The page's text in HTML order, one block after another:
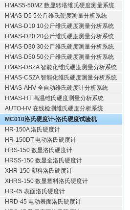
HMAS5-50MZ 数显转塔维氏硬度测量系统
HMAS-D5 5公斤维氏硬度测量分析系统
HMAS-D10 10公斤维氏硬度测量分析系统
HMAS-D20 20公斤维氏硬度测量分析系统
HMAS-D30 30公斤维氏硬度测量分析系统
HMAS-D50 50公斤维氏硬度测量分析系统
HMAS-DSZA 智能化维氏硬度测量分析系统
HMAS-CSZA 智能化维氏硬度测量分析系统
HMAS-AHV 全自动维氏硬度计分析系统
HMAS-HT 高温维氏硬度测量分析系统
AUTO-HV 在线检测维氏硬度分析系统
MC010洛氏硬度计-洛氏硬度试验机
HR-150A 洛氏硬度计
HR-150DT 电动洛氏硬度计
HRS-150 数显洛氏硬度计
HRSS-150 数显全洛氏硬度计
XHR-150 塑料洛氏硬度计
XHRS-150 数显塑料洛氏硬度计
HR-45 表面洛氏硬度计
HRD-45 电动表面洛氏硬度计